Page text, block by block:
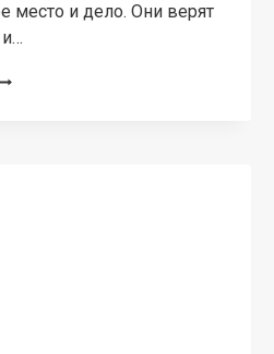
место и дело. Они верят